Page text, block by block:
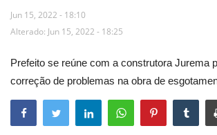
Secretarias e Órgãos
Mural de Licitações
Notícias
Vídeos
Jun 15, 2022 - 18:10
Alterado: Jun 15, 2022 - 18:25
Prefeito se reúne com a construtora Jurema
correção de problemas na obra de